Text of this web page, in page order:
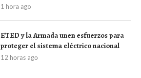
1 hora ago
ETED y la Armada unen esfuerzos para
proteger el sistema eléctrico nacional
12 horas ago